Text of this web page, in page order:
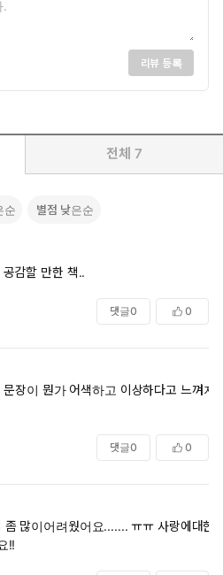
리뷰 등록
전체 7
순 별점 낮은순
감할 만한 책..
댓글0 0
장이 뭔가 어색하고 이상하다고 느껴지
댓글0 0
많이어려웠어요....... ㅠㅠ 사랑에대한
!!